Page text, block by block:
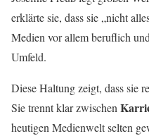
erklärte sie, dass sie „nicht
Medien vor allem beruflich
Umfeld.
Diese Haltung zeigt, dass sie
Sie trennt klar zwischen
heutigen Medienwelt selten